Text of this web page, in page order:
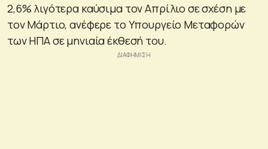
2,6% λιγότερα καύσιμα τον Απρίλιο σε σχέση με
τον Μάρτιο, ανέφερε το Υπουργείο Μεταφορών
των ΗΠΑ σε μηνιαία έκθεσή του.